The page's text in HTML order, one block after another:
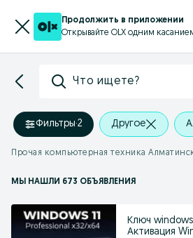
Продолжить в приложении
Открывайте OLX одним
Что ищете?
Фильтры·2 Другое
МЫ НАШЛИ 673 ОБЪЯВЛЕНИЯ
Ключ windows
Активация